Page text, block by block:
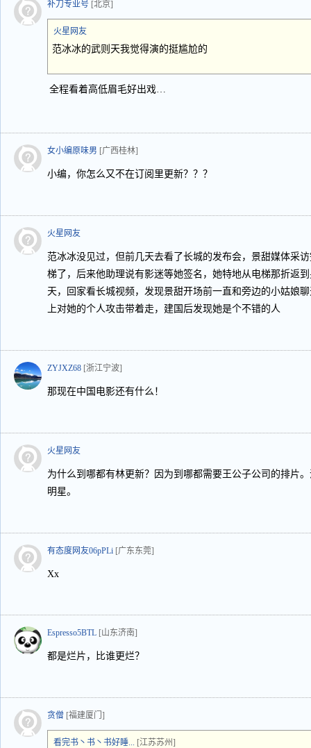
补刀专业号 [北京]
火星网友
范冰冰的武则天我觉得演的挺尴尬的
全程看着高低眉毛好出戏…
女小编原味男 [广西桂林]
小编，你怎么又不在订阅里更新？？？
火星网友
范冰冰没见过，但前几天去看了长城的发布会，景甜媒体采
梯了，后来他助理说有影迷等她签名，她特地从电梯那折返
天，回家看长城视频，发现景甜开场前一直和旁边的小姑娘
上对她的个人攻击带着走，建国后发现她是个不错的人
ZYJXZ68 [浙江宁波]
那现在中国电影还有什么！
火星网友
为什么到哪都有林更新？因为到哪都需要王公子公司的排片
明星。
有态度网友06pPLi [广东东莞]
Xx
Espresso5BTL [山东济南]
都是烂片，比谁更烂？
贪僧 [福建厦门]
看完书丶书丶书好睡... [江苏苏州]